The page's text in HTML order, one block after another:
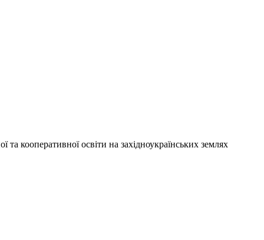
та кооперативної освіти на західноукраїнських землях